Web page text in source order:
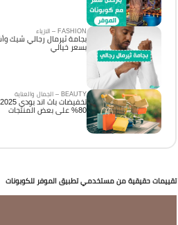
FASHION – الازياء
بجامة ثيرمال رجالي شيك
بسعر خيالي
BEAUTY – الجمال والعناية
80% على بعض المنتجات
تقييمات حقيقية من مستخدمي تطبيق الموفر للكوبونات